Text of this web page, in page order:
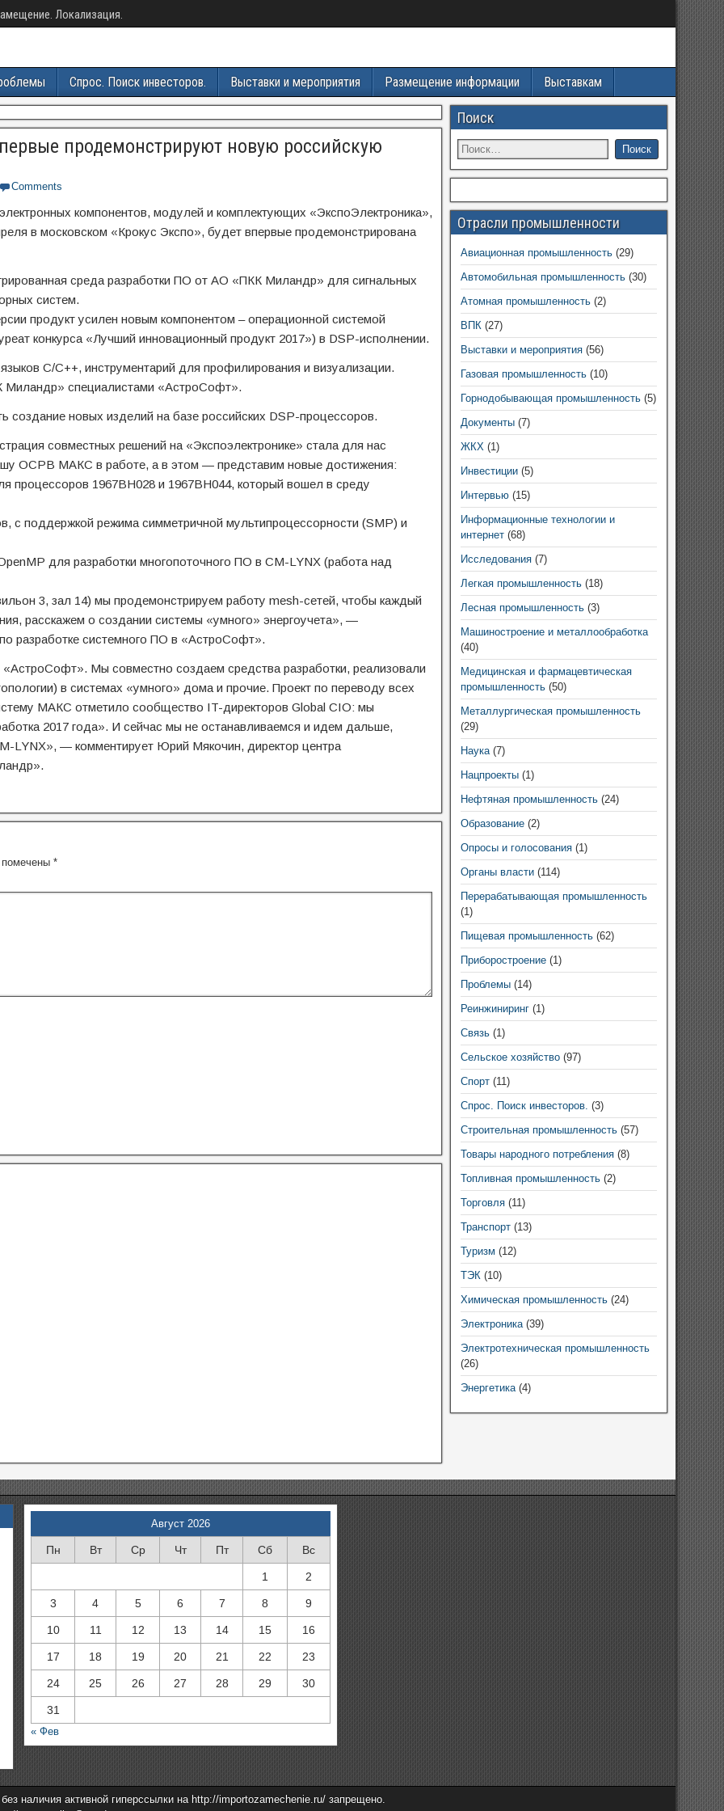
Локализация.
Спрос. Поиск инвесторов. Выставки и мероприятия Размещение информации Выставкам
продемонстрируют новую российскую
Comments
компонентов, модулей и комплектующих «ЭкспоЭлектроника»,
в московском «Крокус Экспо», будет впервые продемонстрирована
среда разработки ПО от АО «ПКК Миландр» для сигнальных
систем.
продукт усилен новым компонентом – операционной системой
конкурса «Лучший инновационный продукт 2017») в DSP-исполнении.
C/C++, инструментарий для профилирования и визуализации.
Миландр» специалистами «АстроСофт».
создание новых изделий на базе российских DSP-процессоров.
совместных решений на «Экспоэлектронике» стала для нас
ОСРВ МАКС в работе, а в этом — представим новые достижения:
процессоров 1967ВН028 и 1967ВН044, который вошел в среду
поддержкой режима симметричной мультипроцессорности (SMP) и
для разработки многопоточного ПО в CM-LYNX (работа над
3, зал 14) мы продемонстрируем работу mesh-сетей, чтобы каждый
расскажем о создании системы «умного» энергоучета», —
разработке системного ПО в «АстроСофт».
Мы совместно создаем средства разработки, реализовали
в системах «умного» дома и прочие. Проект по переводу всех
МАКС отметило сообщество IT-директоров Global CIO: мы
2017 года». И сейчас мы не останавливаемся и идем дальше,
LYNX», — комментирует Юрий Мякочин, директор центра
*
Поиск
Отрасли промышленности
Авиационная промышленность(29)
Автомобильная промышленность(30)
Атомная промышленность(2)
ВПК(27)
Выставки и мероприятия(56)
Газовая промышленность(10)
Горнодобывающая промышленность(5)
Документы(7)
ЖКХ(1)
Инвестиции(5)
Интервью(15)
Информационные технологии и
интернет(68)
Исследования(7)
Легкая промышленность(18)
Лесная промышленность(3)
Машиностроение и металлообработка
(40)
Медицинская и фармацевтическая
промышленность(50)
Металлургическая промышленность
(29)
Наука(7)
Нацпроекты(1)
Нефтяная промышленность(24)
Образование(2)
Опросы и голосования(1)
Органы власти(114)
Перерабатывающая промышленность
(1)
Пищевая промышленность(62)
Приборостроение(1)
Проблемы(14)
Реинжиниринг(1)
Связь(1)
Сельское хозяйство(97)
Спорт(11)
Спрос. Поиск инвесторов. (3)
Строительная промышленность(57)
Товары народного потребления(8)
Топливная промышленность(2)
Торговля(11)
Транспорт(13)
Туризм (12)
ТЭК(10)
Химическая промышленность(24)
Электроника(39)
Электротехническая промышленность
(26)
Энергетика(4)
Август 2026
Пн Вт Ср Чт Пт Сб Вс
1 2
3 4 5 6 7 8 9
10 11 12 13 14 15 16
17 18 19 20 21 22 23
24 25 26 27 28 29 30
31
« Фев
наличия активной гиперссылки на http://importozamechenie.ru/ запрещено.